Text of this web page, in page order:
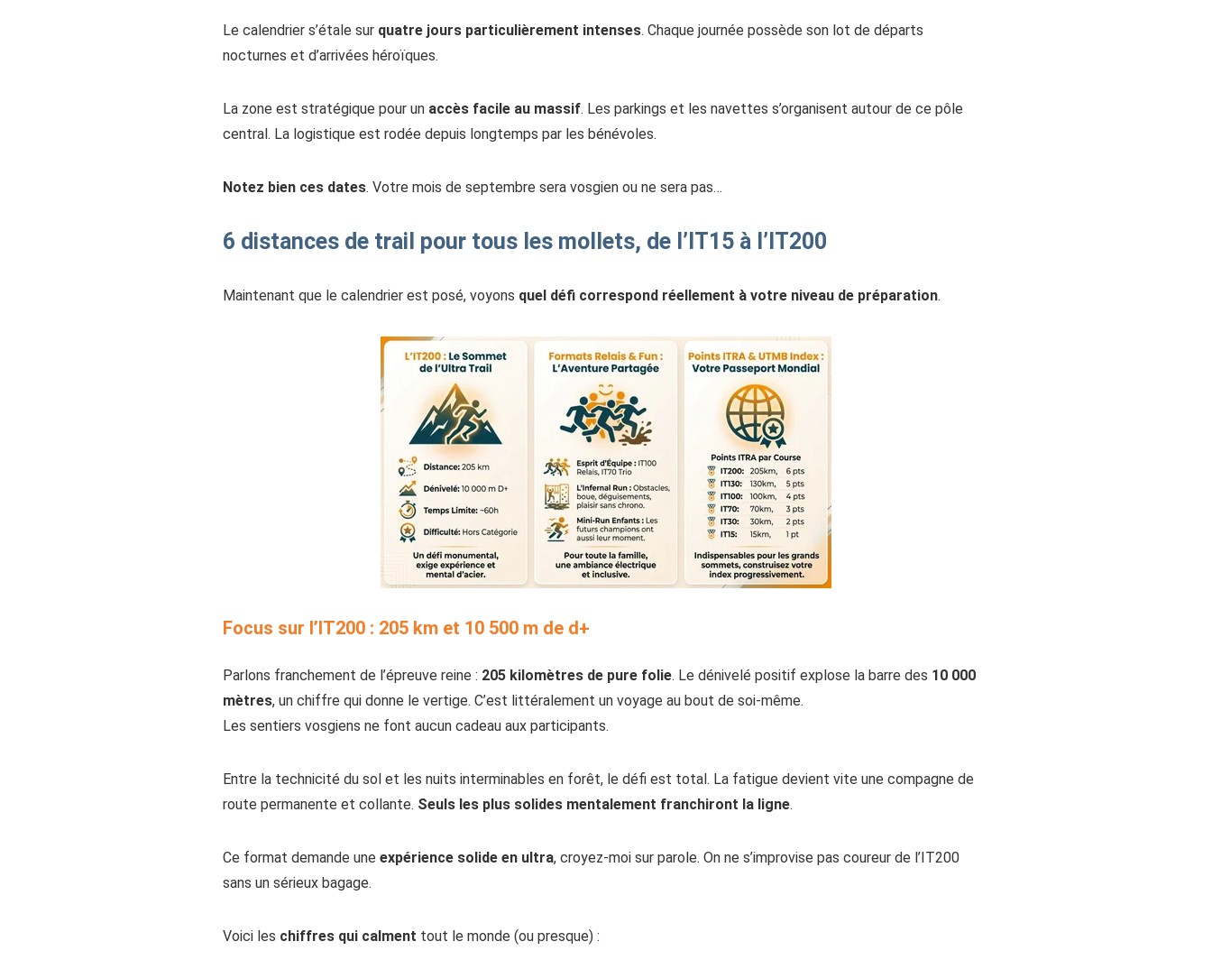
Le calendrier s’étale sur quatre jours particulièrement intenses. Chaque journée possède son lot de départs
nocturnes et d’arrivées héroïques.
La zone est stratégique pour un accès facile au massif. Les parkings et les navettes s’organisent autour de ce pôle
central. La logistique est rodée depuis longtemps par les bénévoles.
Notez bien ces dates. Votre mois de septembre sera vosgien ou ne sera pas…
6 distances de trail pour tous les mollets, de l’IT15 à l’IT200
Maintenant que le calendrier est posé, voyons quel défi correspond réellement à votre niveau de préparation.
Focus sur l’IT200 : 205 km et 10 500 m de d+
Parlons franchement de l’épreuve reine : 205 kilomètres de pure folie. Le dénivelé positif explose la barre des 10 000
mètres, un chiffre qui donne le vertige. C’est littéralement un voyage au bout de soi-même.
Les sentiers vosgiens ne font aucun cadeau aux participants.
Entre la technicité du sol et les nuits interminables en forêt, le défi est total. La fatigue devient vite une compagne de
route permanente et collante. Seuls les plus solides mentalement franchiront la ligne.
Ce format demande une expérience solide en ultra, croyez-moi sur parole. On ne s’improvise pas coureur de l’IT200
sans un sérieux bagage.
Voici les chiffres qui calment tout le monde (ou presque) :